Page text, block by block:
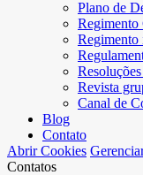
Plano de
Regimento
Regimento
Revista
Canal de
Blog
Contato
Abrir Cookies
Contatos